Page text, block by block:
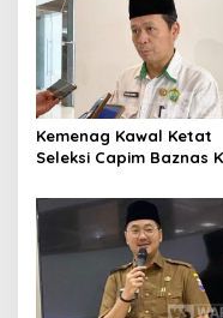
Kemenag Kawal Ketat
Seleksi Capim Baznas
Komisioner Baznas
Berintegritas